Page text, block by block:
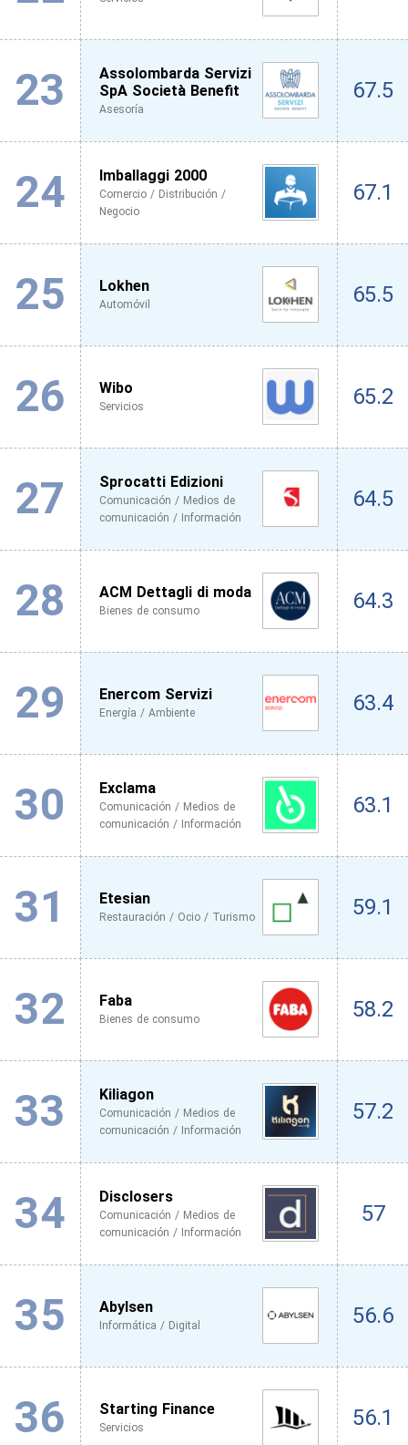
23
Assolombarda Servizi
SpA Società Benefit
Asesoría
67.5
24 Imballaggi 2000
Comercio / Distribución /
Negocio
67.1
25 Lokhen
Automóvil 65.5
26 Wibo
Servicios 65.2
27 Sprocatti Edizioni
Comunicación / Medios de
comunicación / Información
64.5
28 ACM Dettagli di moda
Bienes de consumo 64.3
29 Enercom Servizi
Energía / Ambiente 63.4
30 Exclama
Comunicación / Medios de
comunicación / Información
63.1
31 Etesian
Restauración / Ocio / Turismo 59.1
32 Faba
Bienes de consumo 58.2
33 Kiliagon
Comunicación / Medios de
comunicación / Información
57.2
34 Disclosers
Comunicación / Medios de
comunicación / Información
57
35 Abylsen
Informática / Digital 56.6
36 Starting Finance
Servicios 56.1